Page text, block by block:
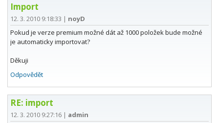
Import
12. 3. 2010 9:18:33 | noyD
Pokud je verze premium možné dát až 1000 položek bude možné
je automaticky importovat?
Děkuji
Odpovědět
RE: import
12. 3. 2010 9:27:16 | admin